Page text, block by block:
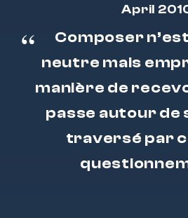
April
Composer
neutre mais
manière de
passe autour de
traversé par